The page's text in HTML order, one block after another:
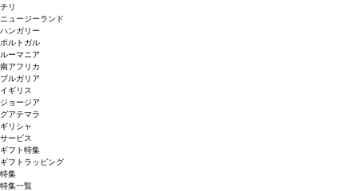
チリ
ニュージーランド
ハンガリー
ポルトガル
ルーマニア
南アフリカ
ブルガリア
イギリス
ジョージア
グアテマラ
ギリシャ
サービス
ギフト特集
ギフトラッピング
特集
特集一覧